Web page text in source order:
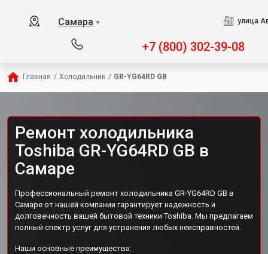
Самара ▼ улица
+7 (800) 302-39-08
Главная / Холодильник / GR-YG64RD GB
Ремонт холодильника
Toshiba GR-YG64RD GB в
Самаре
Профессиональный ремонт холодильника GR-YG64RD GB в
Самаре от нашей компании гарантирует надежность и
долговечность вашей бытовой техники Toshiba. Мы предлагаем
полный спектр услуг для устранения любых неисправностей.
Наши основные преимущества: